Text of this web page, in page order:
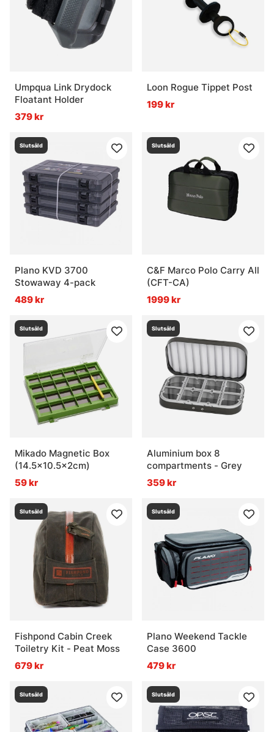
Vad är en 3700-låda?
Vad är en 3730-låda?
Umpqua Link Drydock
Floatant Holder
379 kr
Loon Rogue Tippet Post
199 kr
Slutsåld
Plano KVD 3700
Stowaway 4-pack
489 kr
Slutsåld
C&F Marco Polo Carry All
(CFT-CA)
1999 kr
Slutsåld
Mikado Magnetic Box
(14.5x10.5x2cm)
59 kr
Slutsåld
Aluminium box 8
compartments - Grey
359 kr
Slutsåld
Fishpond Cabin Creek
Toiletry Kit - Peat Moss
679 kr
Slutsåld
Plano Weekend Tackle
Case 3600
479 kr
Slutsåld Slutsåld